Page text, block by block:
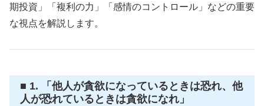
期投資」「複利の力」「感情のコントロール」などの重要
な視点を解説します。
■ 1. 「他人が貪欲になっているときは恐れ、他
人が恐れているときは貪欲になれ」